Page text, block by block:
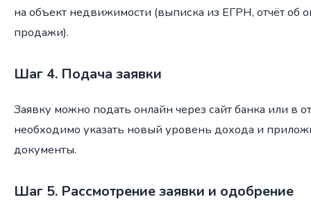
на объект недвижимости (выписка из ЕГРН, отчёт об
продажи).
Шаг 4. Подача заявки
Заявку можно подать онлайн через сайт банка или в
необходимо указать новый уровень дохода и
документы.
Шаг 5. Рассмотрение заявки и одобрение